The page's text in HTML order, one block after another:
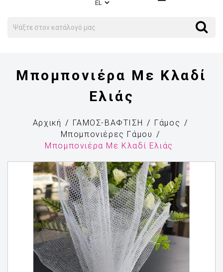
Search
Μπομπονιέρα Με Κλαδί
Ελιάς
Αρχική ΓΑΜΟΣ-ΒΑΦΤΙΣΗ
Γάμος
Μπομπονιέρες Γάμου
Μπομπονιέρα Με Κλαδί Ελιάς